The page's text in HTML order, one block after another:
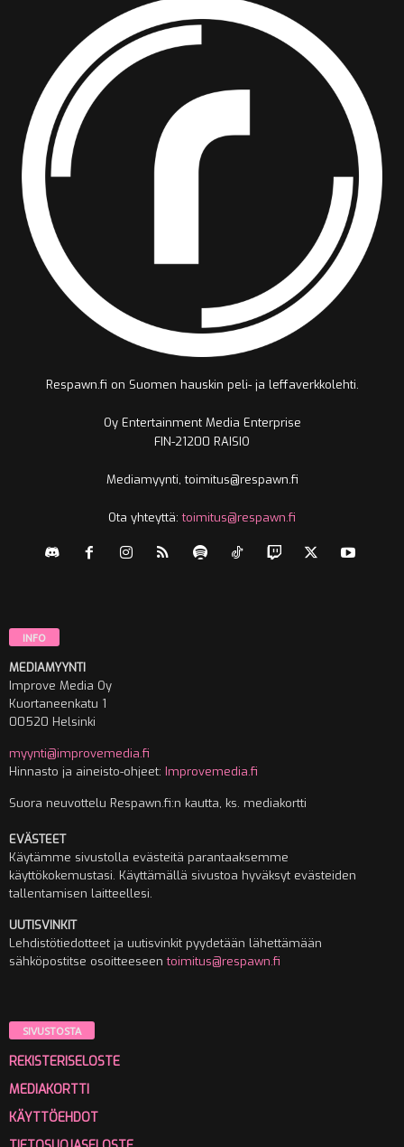
Respawn.fi on Suomen hauskin peli- ja leffaverkkolehti.
Oy Entertainment Media Enterprise
FIN-21200 RAISIO
Mediamyynti, toimitus@respawn.fi
Ota yhteyttä:toimitus@respawn.fi
INFO
MEDIAMYYNTI
Improve Media Oy
Kuortaneenkatu 1
00520 Helsinki
myynti@improvemedia.fi
Hinnasto ja aineisto-ohjeet: Improvemedia.fi
Suora neuvottelu Respawn.fi:n kautta, ks. mediakortti
EVÄSTEET
Käytämme sivustolla evästeitä parantaaksemme
käyttökokemustasi. Käyttämällä sivustoa hyväksyt evästeiden
tallentamisen laitteellesi.
UUTISVINKIT
Lehdistötiedotteet ja uutisvinkit pyydetään lähettämään
sähköpostitse osoitteeseentoimitus@respawn.fi
SIVUSTOSTA
REKISTERISELOSTE
MEDIAKORTTI
KÄYTTÖEHDOT